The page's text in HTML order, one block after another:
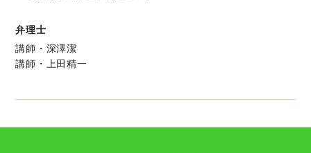
弁理士
講師・深澤潔
講師・上田精一